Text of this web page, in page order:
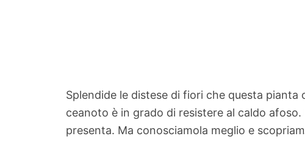
Splendide le distese di fiori che questa
ceanoto è in grado di resistere al caldo
presenta. Ma conosciamola meglio e